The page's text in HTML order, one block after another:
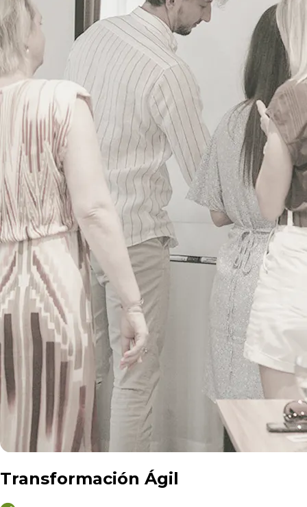
Transformación Ágil